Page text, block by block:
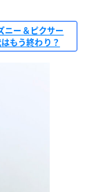
ニー＆ピクサー
もう終わり？